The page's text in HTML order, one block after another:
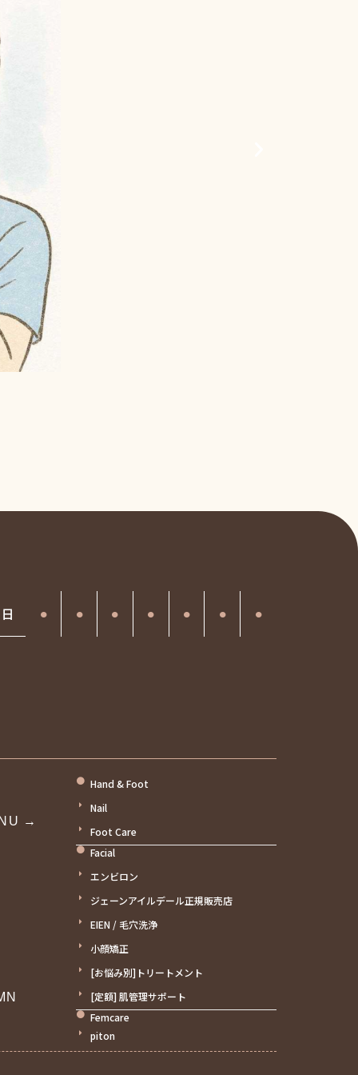
日 ⚫︎ ⚫︎ ⚫︎ ⚫︎ ⚫︎ ⚫︎ ⚫︎
→
Hand & Foot
Nail
Foot Care
Facial
エンビロン
ジェーンアイルデール正規販売店
EIEN / 毛穴洗浄
小顔矯正
[お悩み別]トリートメント
[定額] 肌管理サポート
Femcare
piton